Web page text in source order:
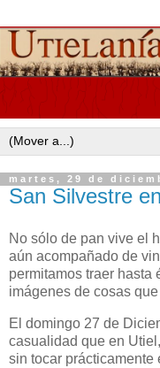
martes, 29 de
San Silvestre
No sólo de pan vive el
aún acompañado de
permitamos traer hasta
imágenes de cosas
El domingo 27 de
casualidad que en
sin tocar prácticamente